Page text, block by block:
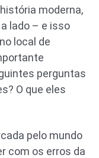
moderna,
lado – e isso
local de
perguntas
O que eles
pelo mundo
com os erros da